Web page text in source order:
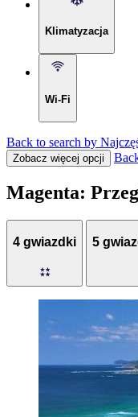
Klimatyzacja
Wi-Fi
Back to search by
Zobacz więcej opcji
Magenta:
4 gwiazdki 5